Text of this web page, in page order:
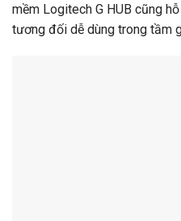
mềm Logitech G HUB cũng
tương đối dễ dùng trong tầm